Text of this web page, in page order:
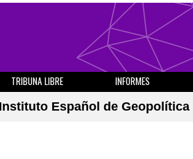
TRIBUNA LIBRE INFORMES
Español de Geopolítica